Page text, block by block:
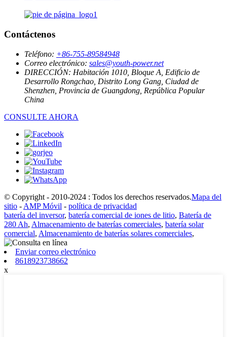
Contáctenos
Teléfono: +86-755-89584948
Correo electrónico: sales@youth-power.net
DIRECCIÓN: Habitación 1010, Bloque A, Edificio de
Desarrollo Rongchao, Distrito Long Gang, Ciudad de
Shenzhen, Provincia de Guangdong, República Popular
China
CONSULTE AHORA
© Copyright - 2010-2024 : Todos los derechos reservados.Mapa del
sitio - AMP Móvil - política de privacidad
batería del inversor, batería comercial de iones de litio, Batería de
280 Ah, Almacenamiento de baterías comerciales, batería solar
comercial, Almacenamiento de baterías solares comerciales,
Enviar correo electrónico
8618923738662
x